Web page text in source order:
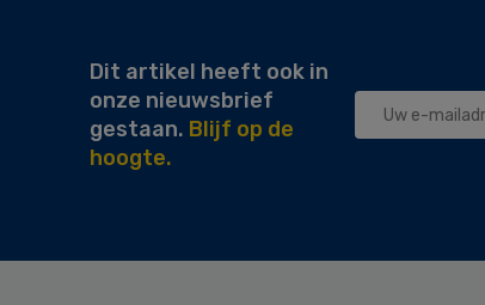
Dit artikel heeft ook in
onze nieuwsbrief
gestaan. Blijf op de
hoogte.